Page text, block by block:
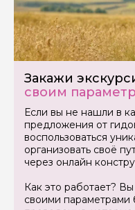
Закажи
своим
Если вы не нашли в
предложения от
воспользоваться
организовать своё
через онлайн
Как это работает?
своими параметрами